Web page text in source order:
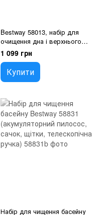
Bestway 58013, набір для
очищення дна і верхнього
шару води
1 099 грн
Купити
Набір для чищення басейну